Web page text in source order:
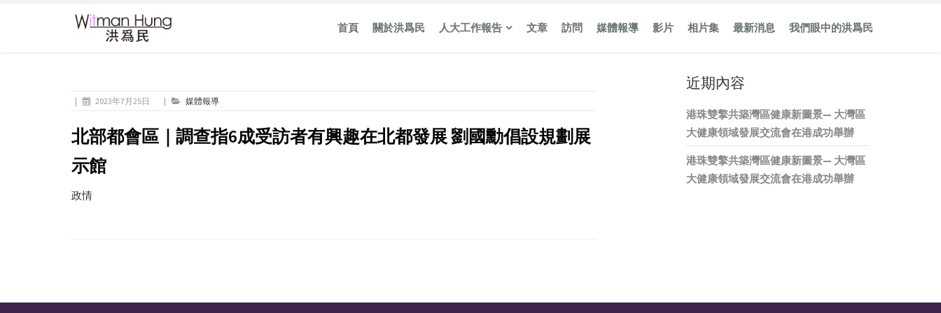
首頁 關於洪爲民 人大工作報告 文章 訪問 媒體報導 影片 相片集 最新消息 我們眼中的洪爲民
| 2023年7月25日 | 媒體報導
北部都會區｜調查指6成受訪者有興趣在北都發展 劉國勳倡設規劃展
示館
政情
近期內容
港珠雙擎共築灣區健康新圖景— 大灣區
大健康領域發展交流會在港成功舉辦
港珠雙擎共築灣區健康新圖景— 大灣區
大健康領域發展交流會在港成功舉辦